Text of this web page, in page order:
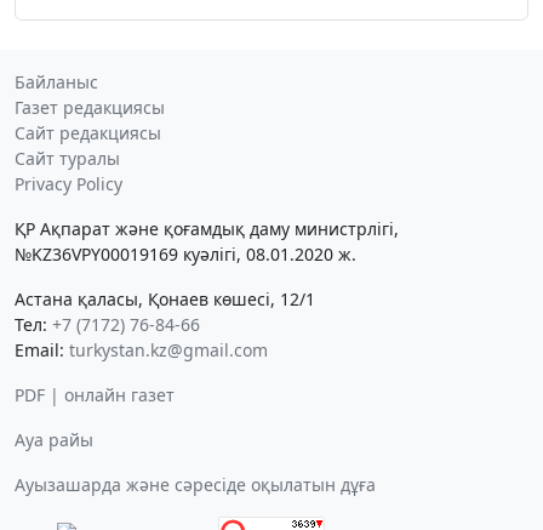
Байланыс
Газет редакциясы
Сайт редакциясы
Сайт туралы
Privacy Policy
ҚР Ақпарат және қоғамдық даму министрлігі,
№KZ36VPY00019169 куәлігі, 08.01.2020 ж.
Астана қаласы, Қонаев көшесі, 12/1
Тел: +7 (7172) 76-84-66
Email: turkystan.kz@gmail.com
PDF | онлайн газет
Ауа райы
Ауызашарда және сәресіде оқылатын дұға